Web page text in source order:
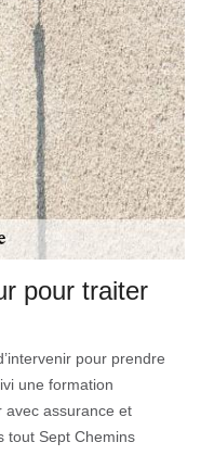
pour traiter
pour prendre
une formation
assurance et
tout Sept Chemins